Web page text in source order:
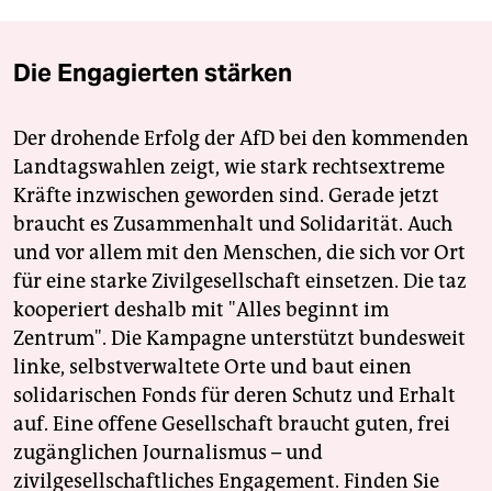
Die Engagierten stärken
Der drohende Erfolg der AfD bei den kommenden
Landtagswahlen zeigt, wie stark rechtsextreme
Kräfte inzwischen geworden sind. Gerade jetzt
braucht es Zusammenhalt und Solidarität. Auch
und vor allem mit den Menschen, die sich vor Ort
für eine starke Zivilgesellschaft einsetzen. Die taz
kooperiert deshalb mit "Alles beginnt im
Zentrum". Die Kampagne unterstützt bundesweit
linke, selbstverwaltete Orte und baut einen
solidarischen Fonds für deren Schutz und Erhalt
auf. Eine offene Gesellschaft braucht guten, frei
zugänglichen Journalismus – und
zivilgesellschaftliches Engagement. Finden Sie